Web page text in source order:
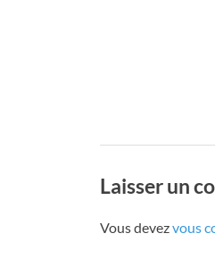
Laisser un
Vous devezvous